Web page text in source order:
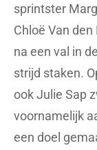
sprintster
Chloë Van
na een val in
strijd staken.
ook Julie Sap
voornamelijk
een doel